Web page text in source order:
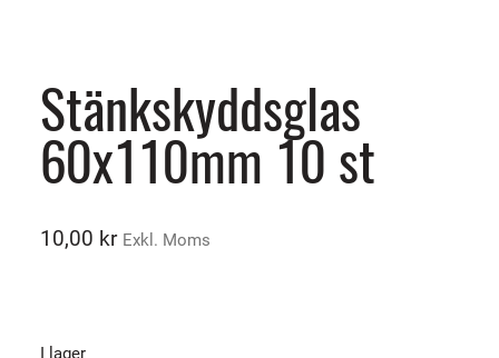
Stänkskyddsglas
60x110mm 10 st
10,00 kr Exkl. Moms
I lager